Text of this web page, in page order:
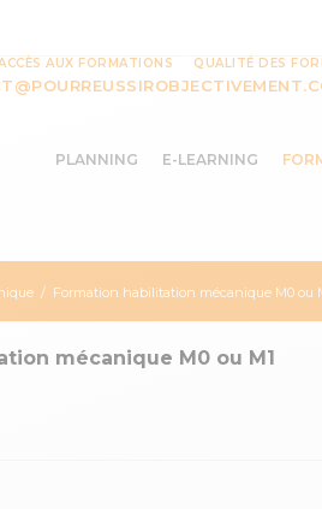
AUX FORMATIONS QUALITÉ DES
PLANNING E-LEARNING
/ Formation habilitation mécanique M0 ou
mécanique M0 ou M1